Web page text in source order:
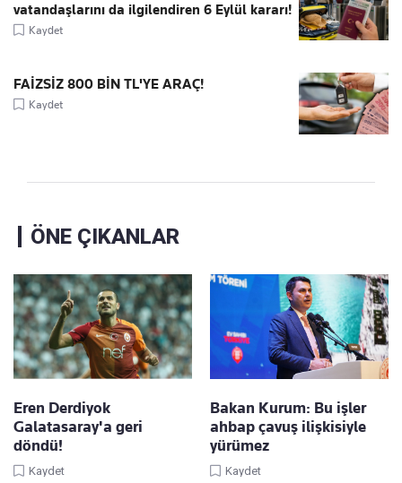
vatandaşlarını da ilgilendiren 6 Eylül kararı!
Kaydet
FAİZSİZ 800 BİN TL'YE ARAÇ!
Kaydet
ÖNE ÇIKANLAR
Eren Derdiyok
Galatasaray'a geri
döndü!
Kaydet
Bakan Kurum: Bu işler
ahbap çavuş ilişkisiyle
yürümez
Kaydet